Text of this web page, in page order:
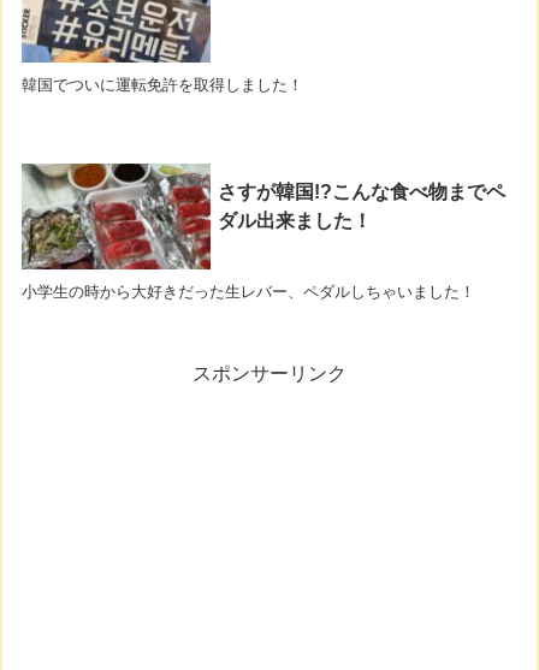
韓国でついに運転免許を取得しました！
さすが韓国!?こんな食べ物までペ
ダル出来ました！
小学生の時から大好きだった生レバー、ペダルしちゃいました！
スポンサーリンク